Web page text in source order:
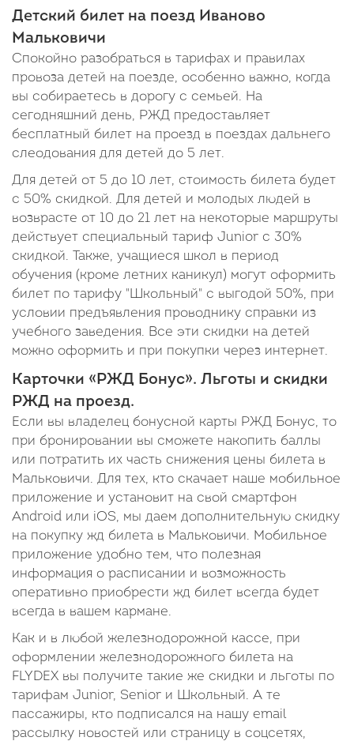
Детский билет на поезд Иваново
Мальковичи
Спокойно разобраться в тарифах и правилах
провоза детей на поезде, особенно важно, когда
вы собираетесь в дорогу с семьей. На
сегодняшний день, РЖД предоставляет
бесплатный билет на проезд в поездах дальнего
слеодования для детей до 5 лет.
Для детей от 5 до 10 лет, стоимость билета будет
с 50% скидкой. Для детей и молодых людей в
возврасте от 10 до 21 лет на некоторые маршруты
действует специальный тариф Junior c 30%
скидкой. Также, учащиеся школ в период
обучения (кроме летних каникул) могут оформить
билет по тарифу "Школьный" с выгодой 50%, при
условии предъявления проводнику справки из
учебного заведения. Все эти скидки на детей
можно оформить и при покупки через интернет.
Карточки «РЖД Бонус». Льготы и скидки
РЖД на проезд.
Если вы владелец бонусной карты РЖД Бонус, то
при бронировании вы сможете накопить баллы
или потратить их часть снижения цены билета в
Мальковичи. Для тех, кто скачает наше мобильное
приложение и установит на свой смартфон
Android или iOS, мы даем дополнительную скидку
на покупку жд билета в Мальковичи. Мобильное
приложение удобно тем, что полезная
информация о расписании и возможность
оперативно приобрести жд билет всегда будет
всегда в вашем кармане.
Как и в любой железнодорожной кассе, при
оформлении железнодорожного билета на
FLYDEX вы получите такие же скидки и льготы по
тарифам Junior, Senior и Школьный. А те
пассажиры, кто подписался на нашу email
рассылку новостей или страницу в соцсетях,